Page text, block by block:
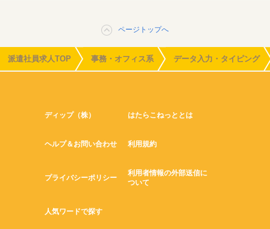
ページトップへ
派遣社員求人TOP 事務・オフィス系 データ入力・タイピング
ディップ（株） はたらこねっととは
ヘルプ＆お問い合わせ 利用規約
プライバシーポリシー
利用者情報の外部送信に
ついて
人気ワードで探す